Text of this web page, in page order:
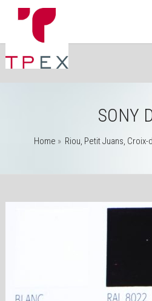
SONY
Home » Riou, Petit Juans,